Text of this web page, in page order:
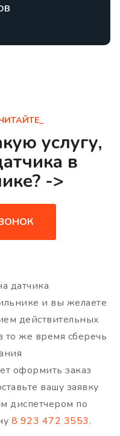
услугу,
в
->
датчика
и вы желаете
действительных
то же время сберечь
оформить заказ
вашу заявку
диспетчером по
8 923 472 3553.